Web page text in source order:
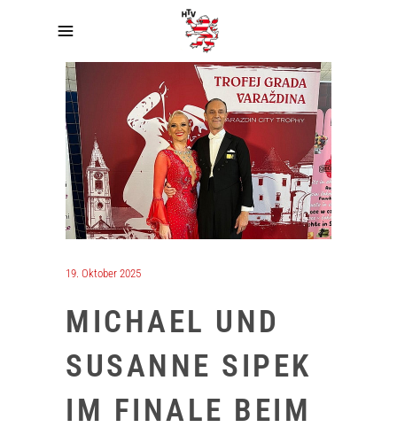
19. Oktober 2025
MICHAEL UND
SUSANNE SIPEK
IM FINALE BEIM